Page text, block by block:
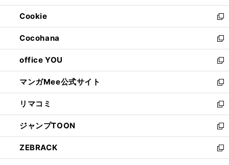
開
く
ウ
で
開
く
ン
ド
ウ
で
開
く
ウ
ィ
ン
ド
ウ
で
開
く
Cookie
新
し
い
ウ
ィ
ン
ド
ウ
で
開
く
Cocohana
新
し
い
ウ
ィ
ン
ド
ウ
で
開
く
office YOU
新
し
い
ウ
ィ
ン
ド
ウ
で
開
マンガMee公式サイト
新
し
い
ウ
ィ
ン
ド
ウ
リマコミ
新
し
い
ウ
ィ
ン
ジャンプTOON
新
し
い
ウ
ZEBRACK
新
し